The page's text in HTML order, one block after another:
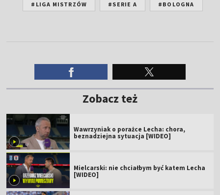
#LIGA MISTRZÓW #SERIE A #BOLOGNA
Zobacz też
Wawrzyniak o porażce Lecha: chora,
beznadziejna sytuacja [WIDEO]
Mielcarski: nie chciałbym być katem Lecha
[WIDEO]